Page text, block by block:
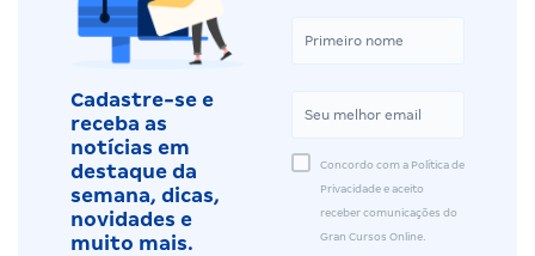
Cadastre-se e
receba as
notícias em
destaque da
semana, dicas,
novidades e
muito mais.
Concordo com a Política de
Privacidade e aceito
receber comunicações do
Gran Cursos Online.